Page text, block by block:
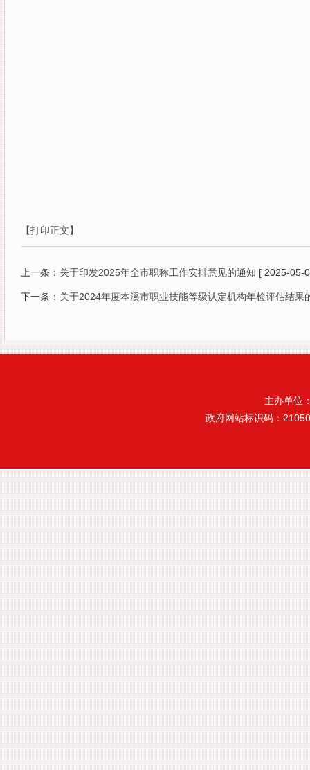
【打印正文】
上一条： 关于印发2025年全市职称工作安排意见的通知 [ 2025-05-
下一条： 关于2024年度本溪市职业技能等级认定机构年检评估结果
主办单位
政府网站标识码：